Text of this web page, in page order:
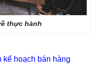
thực hành
kế hoạch bán hàng